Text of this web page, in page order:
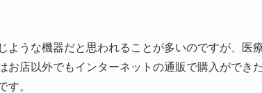
ような機器だと思われることが多いのですが、医
お店以外でもインターネットの通販で購入ができ
す。